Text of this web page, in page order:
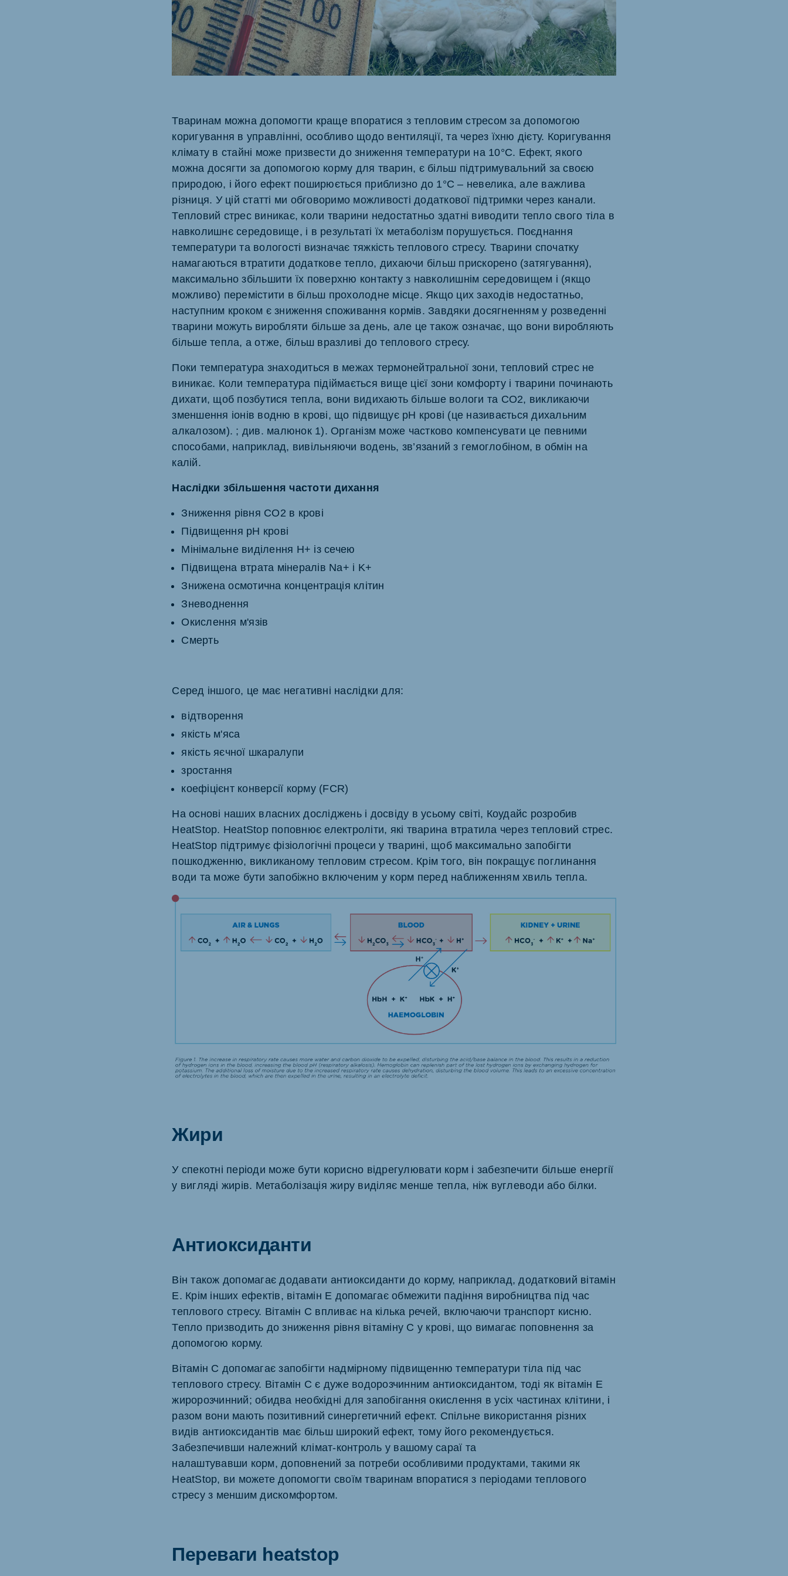
Тваринам можна допомогти краще впоратися з тепловим стресом за допомогою
коригування в управлінні, особливо щодо вентиляції, та через їхню дієту. Коригування
клімату в стайні може призвести до зниження температури на 10°C. Ефект, якого
можна досягти за допомогою корму для тварин, є більш підтримувальний за своєю
природою, і його ефект поширюється приблизно до 1°C – невелика, але важлива
різниця. У цій статті ми обговоримо можливості додаткової підтримки через канали.
Тепловий стрес виникає, коли тварини недостатньо здатні виводити тепло свого тіла в
навколишнє середовище, і в результаті їх метаболізм порушується. Поєднання
температури та вологості визначає тяжкість теплового стресу. Тварини спочатку
намагаються втратити додаткове тепло, дихаючи більш прискорено (затягування),
максимально збільшити їх поверхню контакту з навколишнім середовищем і (якщо
можливо) перемістити в більш прохолодне місце. Якщо цих заходів недостатньо,
наступним кроком є ​​зниження споживання кормів. Завдяки досягненням у розведенні
тварини можуть виробляти більше за день, але це також означає, що вони виробляють
більше тепла, а отже, більш вразливі до теплового стресу.
Поки температура знаходиться в межах термонейтральної зони, тепловий стрес не
виникає. Коли температура підіймається вище цієї зони комфорту і тварини починають
дихати, щоб позбутися тепла, вони видихають більше вологи та CO2, викликаючи
зменшення іонів водню в крові, що підвищує pH крові (це називається дихальним
алкалозом). ; див. малюнок 1). Організм може частково компенсувати це певними
способами, наприклад, вивільняючи водень, зв’язаний з гемоглобіном, в обмін на
калій.
Наслідки збільшення частоти дихання
Зниження рівня CO2 в крові
Підвищення pH крові
Мінімальне виділення Н+ із сечею
Підвищена втрата мінералів Na+ і K+
Знижена осмотична концентрація клітин
Зневоднення
Окислення м'язів
Смерть
Серед іншого, це має негативні наслідки для:
відтворення
якість м'яса
якість яєчної шкаралупи
зростання
коефіцієнт конверсії корму (FCR)
На основі наших власних досліджень і досвіду в усьому світі, Коудайс розробив
HeatStop. HeatStop поповнює електроліти, які тварина втратила через тепловий стрес.
HeatStop підтримує фізіологічні процеси у тварині, щоб максимально запобігти
пошкодженню, викликаному тепловим стресом. Крім того, він покращує поглинання
води та може бути запобіжно включеним у корм перед наближенням хвиль тепла.
Жири
У спекотні періоди може бути корисно відрегулювати корм і забезпечити більше енергії
у вигляді жирів. Метаболізація жиру виділяє менше тепла, ніж вуглеводи або білки.
Антиоксиданти
Він також допомагає додавати антиоксиданти до корму, наприклад, додатковий вітамін
Е. Крім інших ефектів, вітамін Е допомагає обмежити падіння виробництва під час
теплового стресу. Вітамін С впливає на кілька речей, включаючи транспорт кисню.
Тепло призводить до зниження рівня вітаміну С у крові, що вимагає поповнення за
допомогою корму.
Вітамін С допомагає запобігти надмірному підвищенню температури тіла під час
теплового стресу. Вітамін С є дуже водорозчинним антиоксидантом, тоді як вітамін Е
жиророзчинний; обидва необхідні для запобігання окислення в усіх частинах клітини, і
разом вони мають позитивний синергетичний ефект. Спільне використання різних
видів антиоксидантів має більш широкий ефект, тому його рекомендується.
Забезпечивши належний клімат-контроль у вашому сараї та
налаштувавши корм, доповнений за потреби особливими продуктами, такими як
HeatStop, ви можете допомогти своїм тваринам впоратися з періодами теплового
стресу з меншим дискомфортом.
Переваги heatstop
Ukraine (Koudijs) Russia (Koudijs)